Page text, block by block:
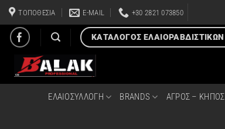
Μετάβαση
στο
περιεχόμενο
ΤΟΠΟΘΕΣΙΑ E-MAIL +30 2821 073850
ΚΑΤΑΛΟΓΟΣ ΕΛΑΙΟΡΑΒΔΙΣΤΙΚΩΝ
ΕΛΑΙΟΣΥΛΛΟΓΗ BRANDS ΑΓΡΟΣ – ΚΗΠΟΣ